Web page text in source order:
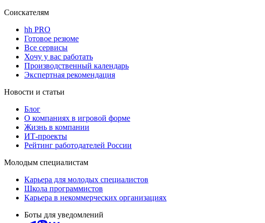
Соискателям
hh PRO
Готовое резюме
Все сервисы
Хочу у вас работать
Производственный календарь
Экспертная рекомендация
Новости и статьи
Блог
О компаниях в игровой форме
Жизнь в компании
ИТ-проекты
Рейтинг работодателей России
Молодым специалистам
Карьера для молодых специалистов
Школа программистов
Карьера в некоммерческих организациях
Боты для уведомлений